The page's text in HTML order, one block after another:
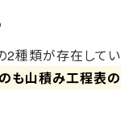
2種類が存在してい
も山積み工程表の